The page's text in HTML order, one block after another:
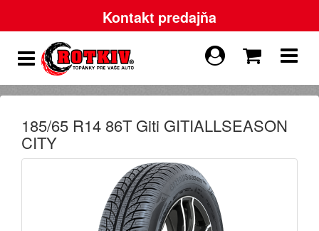
Kontakt predajňa
185/65 R14 86T Giti GITIALLSEASON
CITY